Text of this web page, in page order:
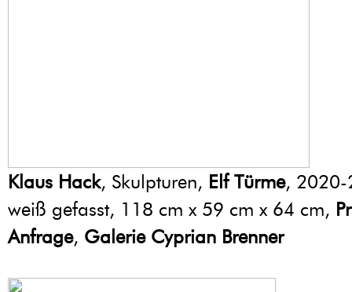
Klaus Hack, Skulpturen, Elf Türme, 2020-
weiß gefasst, 118 cm x 59 cm x 64 cm,
Anfrage, Galerie Cyprian Brenner